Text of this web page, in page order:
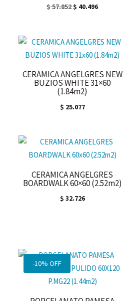
$57.852 El
era:
$ 57.852.
$ 40.496El
es:
$ 40.496.
CERAMICA ANGELGRES NEW
BUZIOS WHITE 31×60
(1.84m2)
$ 25.077
CERAMICA ANGELGRES
BOARDWALK 60×60 (2.52m2)
$ 32.726
-10% OFF